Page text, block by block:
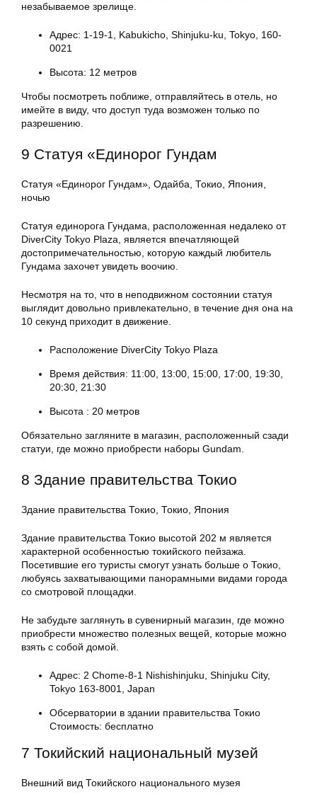
незабываемое зрелище.
Адрес: 1-19-1, Kabukicho, Shinjuku-ku, Tokyo, 160-
0021
Высота: 12 метров
Чтобы посмотреть поближе, отправляйтесь в отель, но
имейте в виду, что доступ туда возможен только по
разрешению.
9 Статуя «Единорог Гундам
Статуя «Единорог Гундам», Одайба, Токио, Япония,
ночью
Статуя единорога Гундама, расположенная недалеко от
DiverCity Tokyo Plaza, является впечатляющей
достопримечательностью, которую каждый любитель
Гундама захочет увидеть воочию.
Несмотря на то, что в неподвижном состоянии статуя
выглядит довольно привлекательно, в течение дня она на
10 секунд приходит в движение.
Расположение DiverCity Tokyo Plaza
Время действия: 11:00, 13:00, 15:00, 17:00, 19:30,
20:30, 21:30
Высота : 20 метров
Обязательно загляните в магазин, расположенный сзади
статуи, где можно приобрести наборы Gundam.
8 Здание правительства Токио
Здание правительства Токио, Токио, Япония
Здание правительства Токио высотой 202 м является
характерной особенностью токийского пейзажа.
Посетившие его туристы смогут узнать больше о Токио,
любуясь захватывающими панорамными видами города
со смотровой площадки.
Не забудьте заглянуть в сувенирный магазин, где можно
приобрести множество полезных вещей, которые можно
взять с собой домой.
Адрес: 2 Chome-8-1 Nishishinjuku, Shinjuku City,
Tokyo 163-8001, Japan
Обсерватории в здании правительства Токио
Стоимость: бесплатно
7 Токийский национальный музей
Внешний вид Токийского национального музея